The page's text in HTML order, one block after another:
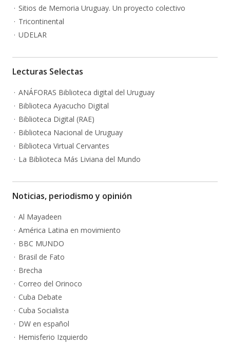
Sitios de Memoria Uruguay. Un proyecto colectivo
Tricontinental
UDELAR
Lecturas Selectas
ANÁFORAS Biblioteca digital del Uruguay
Biblioteca Ayacucho Digital
Biblioteca Digital (RAE)
Biblioteca Nacional de Uruguay
Biblioteca Virtual Cervantes
La Biblioteca Más Liviana del Mundo
Noticias, periodismo y opinión
Al Mayadeen
América Latina en movimiento
BBC MUNDO
Brasil de Fato
Brecha
Correo del Orinoco
Cuba Debate
Cuba Socialista
DW en español
Hemisferio Izquierdo